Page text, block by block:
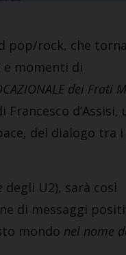
pop/rock, che
e momenti di
dei Frati
d’Assisi,
del dialogo tra
degli U2), sarà così
di messaggi
mondo nel nome